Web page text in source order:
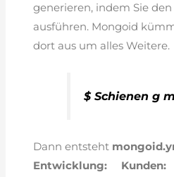
generieren, indem Sie
ausführen. Mongoid
dort aus um alles Weitere.
$ Schienen g
Dann entsteht
Entwicklung:
Kunden: